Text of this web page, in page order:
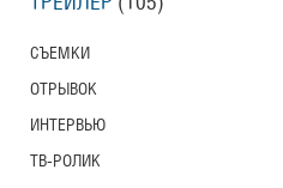
СЪЕМКИ
ОТРЫВОК
ИНТЕРВЬЮ
ТВ-РОЛИК